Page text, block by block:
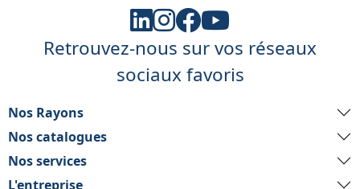
Retrouvez-nous sur vos réseaux
sociaux favoris
Nos Rayons
Nos catalogues
Nos services
L'entreprise